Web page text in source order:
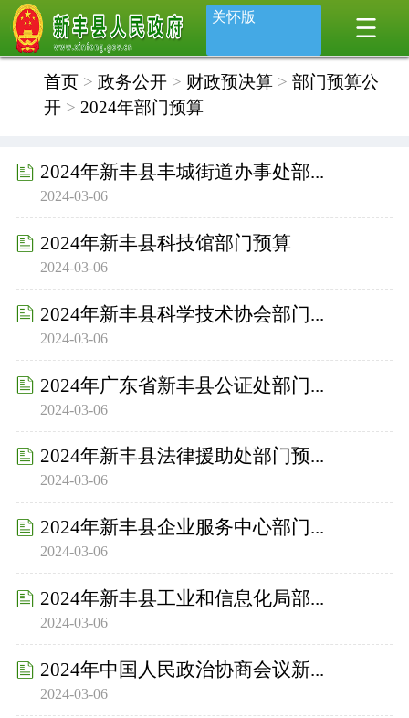
关怀版
首页> 政务公开> 财政预决算> 部门预算公
开> 2024年部门预算
2024年新丰县丰城街道办事处部...
2024-03-06
2024年新丰县科技馆部门预算
2024-03-06
2024年新丰县科学技术协会部门...
2024-03-06
2024年广东省新丰县公证处部门...
2024-03-06
2024年新丰县法律援助处部门预...
2024-03-06
2024年新丰县企业服务中心部门...
2024-03-06
2024年新丰县工业和信息化局部...
2024-03-06
2024年中国人民政治协商会议新...
2024-03-06